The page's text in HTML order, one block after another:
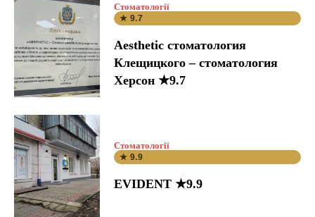
Стоматології
★ 9.7
Aesthetic стоматология
Клещицкого – стоматология
Херсон ★9.7
Стоматології
★ 9.9
EVIDENT ★9.9